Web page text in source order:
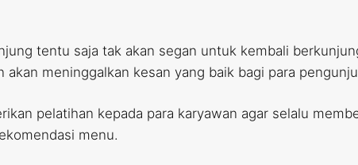
tentu saja tak akan segan untuk kembali
akan meninggalkan kesan yang baik bagi para
pelatihan kepada para karyawan agar selalu
menu.